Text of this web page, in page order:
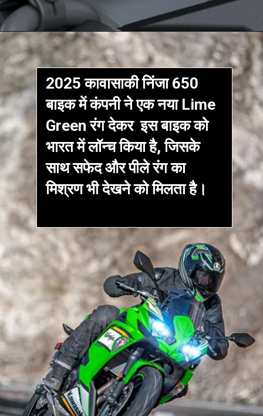
2025 कावासाकी निंजा 650
बाइक में कंपनी ने एक नया Lime
Green रंग देकर इस बाइक को
भारत में लॉन्च किया है, जिसके
साथ सफेद और पीले रंग का
मिश्रण भी देखने को मिलता है।